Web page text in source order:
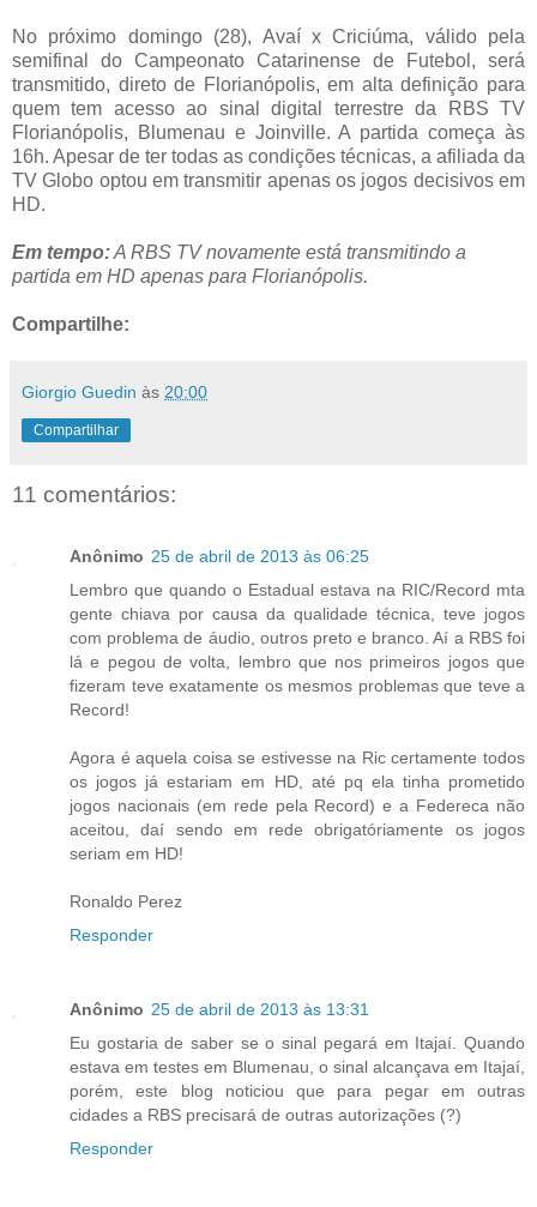
No próximo domingo (28), Avaí x Criciúma, válido pela
semifinal do Campeonato Catarinense de Futebol, será
transmitido, direto de Florianópolis, em alta definição para
quem tem acesso ao sinal digital terrestre da RBS TV
Florianópolis, Blumenau e Joinville. A partida começa às
16h. Apesar de ter todas as condições técnicas, a afiliada da
TV Globo optou em transmitir apenas os jogos decisivos em
HD.
Em tempo:A RBS TV novamente está transmitindo a
partida em HD apenas para Florianópolis.
Compartilhe:
Giorgio Guedin às 20:00
Compartilhar
11 comentários:
Anônimo 25 de abril de 2013 às 06:25
Lembro que quando o Estadual estava na RIC/Record mta
gente chiava por causa da qualidade técnica, teve jogos
com problema de áudio, outros preto e branco. Aí a RBS foi
lá e pegou de volta, lembro que nos primeiros jogos que
fizeram teve exatamente os mesmos problemas que teve a
Record!
Agora é aquela coisa se estivesse na Ric certamente todos
os jogos já estariam em HD, até pq ela tinha prometido
jogos nacionais (em rede pela Record) e a Federeca não
aceitou, daí sendo em rede obrigatóriamente os jogos
seriam em HD!
Ronaldo Perez
Responder
Anônimo 25 de abril de 2013 às 13:31
Eu gostaria de saber se o sinal pegará em Itajaí. Quando
estava em testes em Blumenau, o sinal alcançava em Itajaí,
porém, este blog noticiou que para pegar em outras
cidades a RBS precisará de outras autorizações (?)
Responder